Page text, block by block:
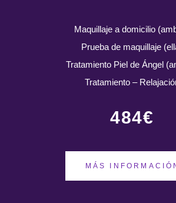
Maquillaje a domicilio
Prueba de maquillaje
Tratamiento Piel de Ángel
Tratamiento –
484€
MÁS